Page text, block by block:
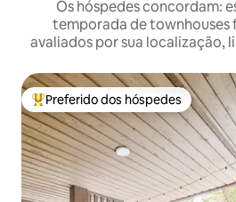
Os hóspedes concordam:
temporada de townhouses
avaliados por sua localização,
Entre os melhores preferidos dos
Preferido dos hóspedes